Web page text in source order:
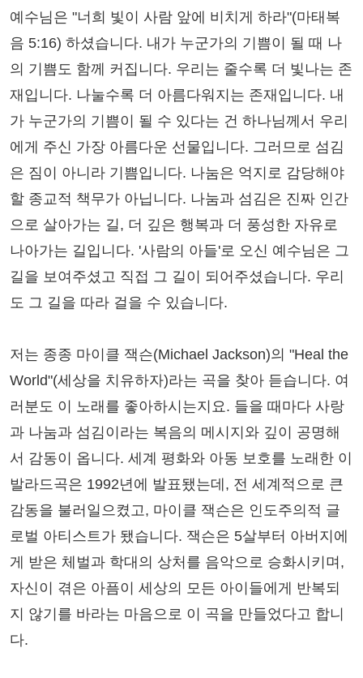
예수님은 "너희 빛이 사람 앞에 비치게 하라"(마태복
음 5:16) 하셨습니다. 내가 누군가의 기쁨이 될 때 나
의 기쁨도 함께 커집니다. 우리는 줄수록 더 빛나는 존
재입니다. 나눌수록 더 아름다워지는 존재입니다. 내
가 누군가의 기쁨이 될 수 있다는 건 하나님께서 우리
에게 주신 가장 아름다운 선물입니다. 그러므로 섬김
은 짐이 아니라 기쁨입니다. 나눔은 억지로 감당해야
할 종교적 책무가 아닙니다. 나눔과 섬김은 진짜 인간
으로 살아가는 길, 더 깊은 행복과 더 풍성한 자유로
나아가는 길입니다. '사람의 아들'로 오신 예수님은 그
길을 보여주셨고 직접 그 길이 되어주셨습니다. 우리
도 그 길을 따라 걸을 수 있습니다.
저는 종종 마이클 잭슨(Michael Jackson)의 "Heal the
World"(세상을 치유하자)라는 곡을 찾아 듣습니다. 여
러분도 이 노래를 좋아하시는지요. 들을 때마다 사랑
과 나눔과 섬김이라는 복음의 메시지와 깊이 공명해
서 감동이 옵니다. 세계 평화와 아동 보호를 노래한 이
발라드곡은 1992년에 발표됐는데, 전 세계적으로 큰
감동을 불러일으켰고, 마이클 잭슨은 인도주의적 글
로벌 아티스트가 됐습니다. 잭슨은 5살부터 아버지에
게 받은 체벌과 학대의 상처를 음악으로 승화시키며,
자신이 겪은 아픔이 세상의 모든 아이들에게 반복되
지 않기를 바라는 마음으로 이 곡을 만들었다고 합니
다.